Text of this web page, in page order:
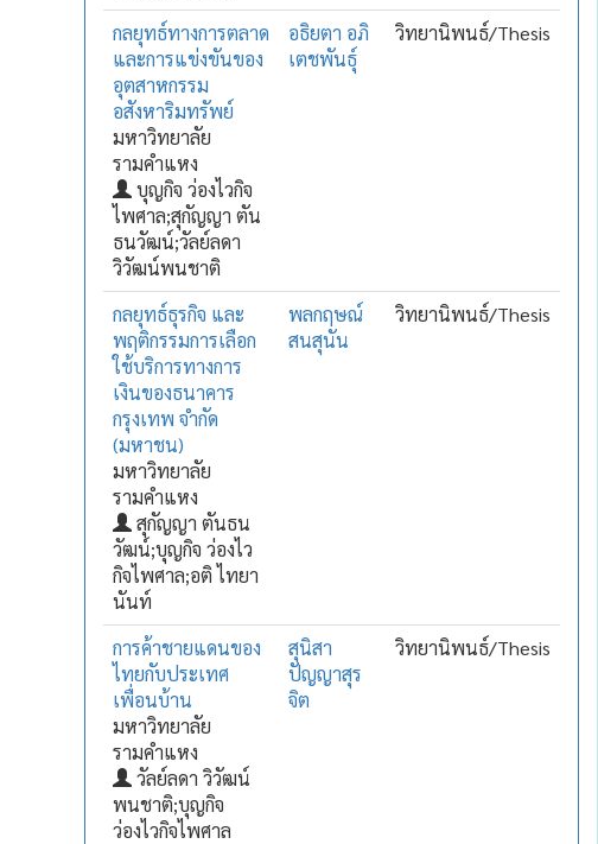
กลยุทธ์ทางการตลาด
และการแข่งขันของ
อุตสาหกรรม
อสังหาริมทรัพย์
มหาวิทยาลัย
รามคำแหง
บุญกิจ ว่องไวกิจ
ไพศาล;สุกัญญา ตัน
ธนวัฒน์;วัลย์ลดา
วิวัฒน์พนชาติ
อธิยตา อภิ
เตชพันธุ์
วิทยานิพนธ์/Thesis
กลยุทธ์ธุรกิจ และ
พฤติกรรมการเลือก
ใช้บริการทางการ
เงินของธนาคาร
กรุงเทพ จำกัด
(มหาชน)
มหาวิทยาลัย
รามคำแหง
สุกัญญา ตันธน
วัฒน์;บุญกิจ ว่องไว
กิจไพศาล;อติ ไทยา
นันท์
พลกฤษณ์
สนสุนัน
วิทยานิพนธ์/Thesis
การค้าชายแดนของ
ไทยกับประเทศ
เพื่อนบ้าน
มหาวิทยาลัย
รามคำแหง
วัลย์ลดา วิวัฒน์
พนชาติ;บุญกิจ
ว่องไวกิจไพศาล
สุนิสา
ปัญญาสุร
จิต
วิทยานิพนธ์/Thesis